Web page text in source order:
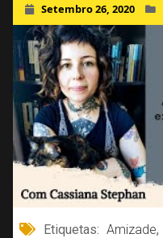
Setembro 26, 2020
Etiquetas:Amizade,